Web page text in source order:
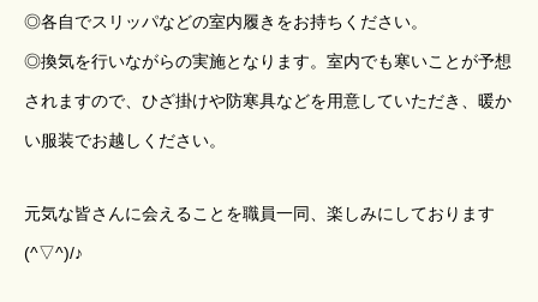
◎各自でスリッパなどの室内履きをお持ちください。
◎換気を行いながらの実施となります。室内でも寒いことが予想
されますので、ひざ掛けや防寒具などを用意していただき、暖か
い服装でお越しください。
元気な皆さんに会えることを職員一同、楽しみにしております
(^▽^)/♪